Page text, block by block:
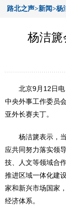
路北之声>新闻>杨
杨洁篪
北京9月12日电 (
中央外事工作委员
亚外长赛夫丁。
杨洁篪表示，当
应共同努力落实领
技、人文等领域合
推进区域一体化建
家和新兴市场国家
经济体系。